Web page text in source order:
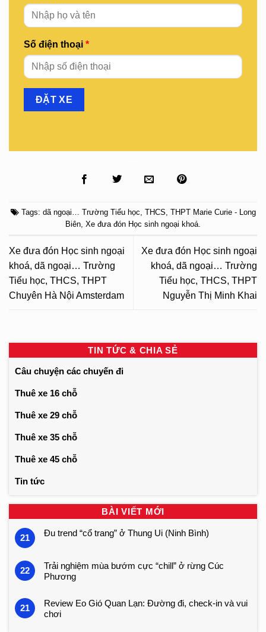
Số điện thoại *
Tags: dã ngoại… Trường Tiểu học THCS THPT Marie Curie - Long
Biên Xe đưa đón Học sinh ngoại khoá
Xe đưa đón Học sinh ngoại
khoá, dã ngoại… Trường
Tiểu học, THCS, THPT
Chuyên Hà Nội Amsterdam
Xe đưa đón Học sinh ngoại
khoá, dã ngoại… Trường
Tiểu học, THCS, THPT
Nguyễn Thị Minh Khai
TIN TỨC & CHIA SẺ
Câu chuyện các chuyến đi
Thuê xe 16 chỗ
Thuê xe 29 chỗ
Thuê xe 35 chỗ
Thuê xe 45 chỗ
Tin tức
BÀI VIẾT MỚI
21 Đu trend “cổ trang” ở Thung Ui (Ninh Bình)
22
Trải nghiệm mùa bướm cực “chill” ở rừng Cúc
Phương
21
Review Eo Gió Quan Lạn: Đường đi, check-in và vui
chơi